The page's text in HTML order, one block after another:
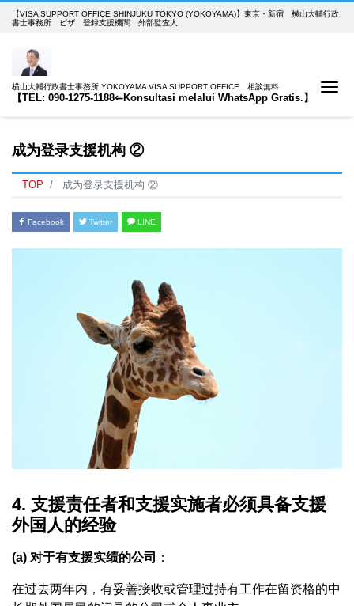
【VISA SUPPORT OFFICE SHINJUKU TOKYO (YOKOYAMA)】東京・新宿 横山大輔行政
書士事務所 ビザ 登録支援機関 外部監査人
横山大輔行政書士事務所 YOKOYAMA VISA SUPPORT OFFICE 相談無料
【TEL: 090-1275-1188⇐Konsultasi melalui WhatsApp Gratis.】
成为登录支援机构 ②
TOP 成为登录支援机构 ②
Facebook Twitter LINE
4. 支援责任者和支援实施者必须具备支援
外国人的经验
(a) 对于有支援实绩的公司 ：
在过去两年内，有妥善接收或管理过持有工作在留资格的中